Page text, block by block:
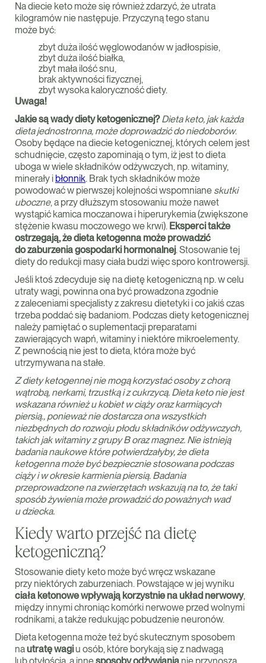
Na diecie keto może się również zdarzyć, że utrata
kilogramów nie następuje. Przyczyną tego stanu
może być:
zbyt duża ilość węglowodanów w jadłospisie,
zbyt duża ilość białka,
zbyt mała ilość snu,
brak aktywności fizycznej,
zbyt wysoka kaloryczność diety.
Uwaga!
Jakie są wady diety ketogenicznej? Dieta keto, jak każda
dieta jednostronna, może doprowadzić do niedoborów.
Osoby będące na diecie ketogenicznej, których celem jest
schudnięcie, często zapominają o tym, iż jest to dieta
uboga w wiele składników odżywczych, np. witaminy,
minerały i błonnik. Brak tych składników może
powodować w pierwszej kolejności wspomniane skutki
uboczne, a przy dłuższym stosowaniu może nawet
wystąpić kamica moczanowa i hiperurykemia (zwiększone
stężenie kwasu moczowego we krwi). Eksperci także
ostrzegają, że dieta ketogenna może prowadzić
do zaburzenia gospodarki hormonalnej. Stosowanie tej
diety do redukcji masy ciała budzi więc sporo kontrowersji.
Jeśli ktoś zdecyduje się na dietę ketogeniczną np. w celu
utraty wagi, powinna ona być prowadzona zgodnie
z zaleceniami specjalisty z zakresu dietetyki i co jakiś czas
trzeba poddać się badaniom. Podczas diety ketogenicznej
należy pamiętać o suplementacji preparatami
zawierających wapń, witaminy i niektóre mikroelementy.
Z pewnością nie jest to dieta, która może być
utrzymywana na stałe.
Z diety ketogennej nie mogą korzystać osoby z chorą
wątrobą, nerkami, trzustką i z cukrzycą. Dieta keto nie jest
wskazana również u kobiet w ciąży oraz karmiących
piersią., ponieważ nie dostarcza ona wszystkich
niezbędnych do rozwoju płodu składników odżywczych,
takich jak witaminy z grupy B oraz magnez. Nie istnieją
badania naukowe które potwierdzałyby, że dieta
ketogenna może być bezpiecznie stosowana podczas
ciąży i w okresie karmienia piersią. Badania
przeprowadzone na zwierzętach wskazują na to, że taki
sposób żywienia może prowadzić do poważnych wad
u dziecka.
Kiedy warto przejść na dietę
ketogeniczną?
Stosowanie diety keto może być wręcz wskazane
przy niektórych zaburzeniach. Powstające w jej wyniku
ciała ketonowe wpływają korzystnie na układ nerwowy,
między innymi chroniąc komórki nerwowe przed wolnymi
rodnikami, a także redukując pobudzenie neuronów.
Dieta ketogenna może też być skutecznym sposobem
nautratę wagiu osób, które borykają się z nadwagą